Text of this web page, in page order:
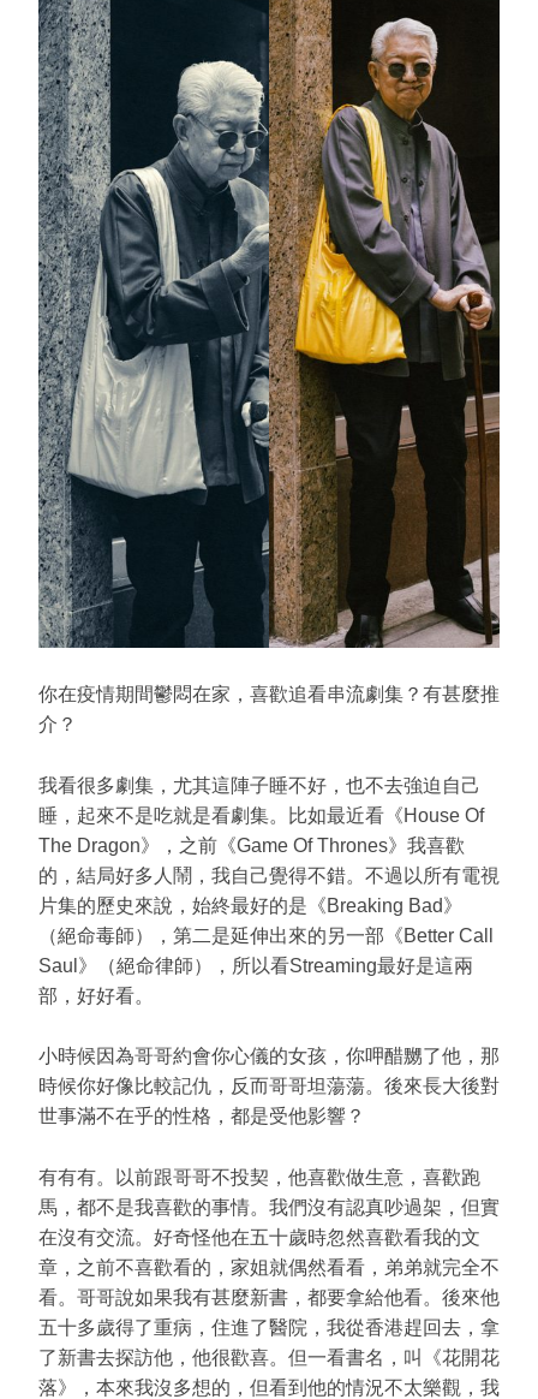
你在疫情期間鬱悶在家，喜歡追看串流劇集？有甚麼推
介？
我看很多劇集，尤其這陣子睡不好，也不去強迫自己
睡，起來不是吃就是看劇集。比如最近看《House Of
The Dragon》，之前《Game Of Thrones》我喜歡
的，結局好多人鬧，我自己覺得不錯。不過以所有電視
片集的歷史來說，始終最好的是《Breaking Bad》
（絕命毒師），第二是延伸出來的另一部《Better Call
Saul》（絕命律師），所以看Streaming最好是這兩
部，好好看。
小時候因為哥哥約會你心儀的女孩，你呷醋嬲了他，那
時候你好像比較記仇，反而哥哥坦蕩蕩。後來長大後對
世事滿不在乎的性格，都是受他影響？
有有有。以前跟哥哥不投契，他喜歡做生意，喜歡跑
馬，都不是我喜歡的事情。我們沒有認真吵過架，但實
在沒有交流。好奇怪他在五十歲時忽然喜歡看我的文
章，之前不喜歡看的，家姐就偶然看看，弟弟就完全不
看。哥哥說如果我有甚麼新書，都要拿給他看。後來他
五十多歲得了重病，住進了醫院，我從香港趕回去，拿
了新書去探訪他，他很歡喜。但一看書名，叫《花開花
落》，本來我沒多想的，但看到他的情況不太樂觀，我